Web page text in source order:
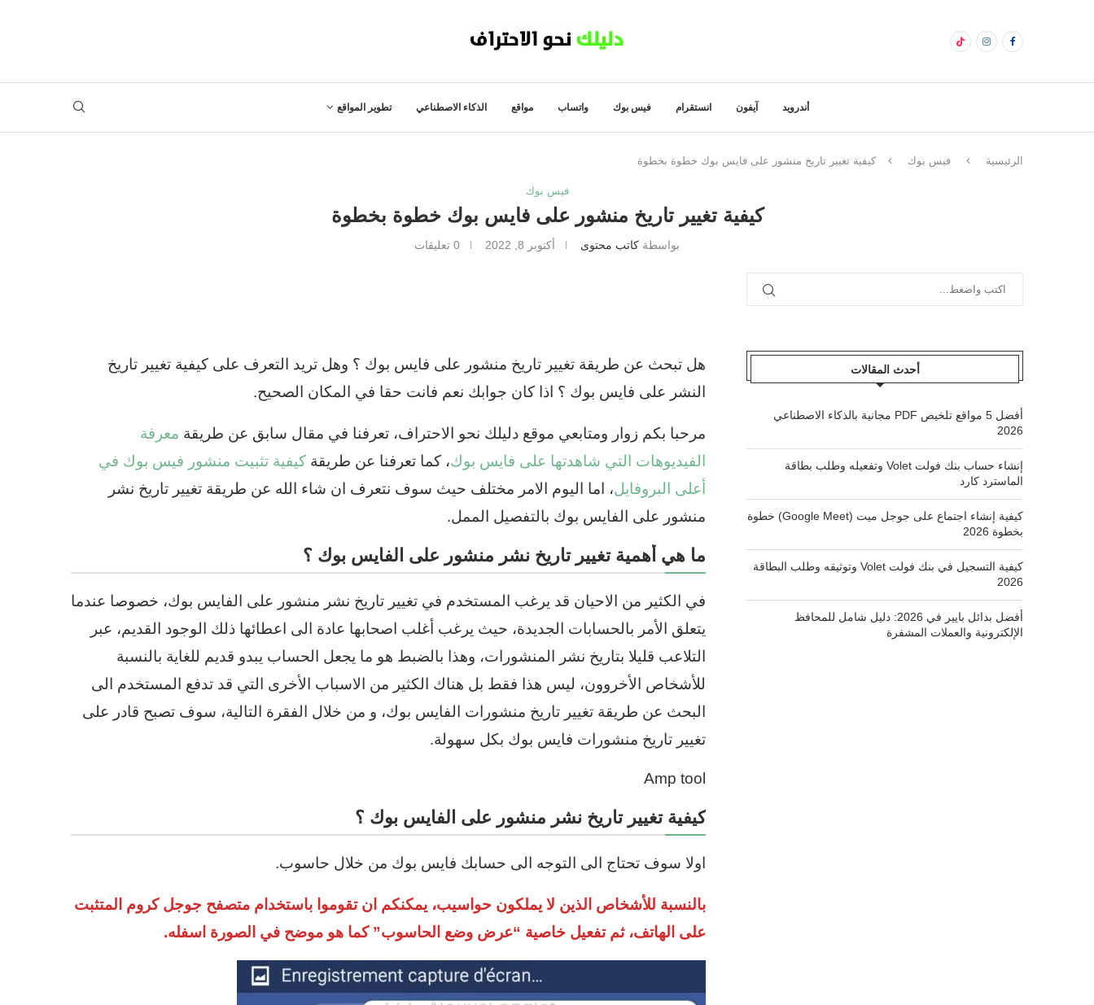
أندرويد آيفون انستقرام فيس بوك واتساب مواقع الذكاء الاصطناعي تطوير المواقع
الرئيسية فيس بوك كيفية تغيير تاريخ منشور على فايس بوك خطوة بخطوة
فيس بوك
كيفية تغيير تاريخ منشور على فايس بوك خطوة بخطوة
بواسطة كاتب محتوى أكتوبر 8, 2022 0 تعليقات
هل تبحث عن طريقة تغيير تاريخ منشور على فايس بوك ؟ وهل تريد التعرف على كيفية تغيير تاريخ
النشر على فايس بوك ؟ اذا كان جوابك نعم فانت حقا في المكان الصحيح.
مرحبا بكم زوار ومتابعي موقع دليلك نحو الاحتراف، تعرفنا في مقال سابق عن طريقة معرفة
الفيديوهات التي شاهدتها على فايس بوك، كما تعرفنا عن طريقةكيفية تثبيت منشور فيس بوك في
أعلى البروفايل، اما اليوم الامر مختلف حيث سوف نتعرف ان شاء الله عن طريقة تغيير تاريخ نشر
منشور على الفايس بوك بالتفصيل الممل.
ما هي أهمية تغيير تاريخ نشر منشور على الفايس بوك ؟
في الكثير من الاحيان قد يرغب المستخدم في تغيير تاريخ نشر منشور على الفايس بوك، خصوصا عندما
يتعلق الأمر بالحسابات الجديدة، حيث يرغب أغلب اصحابها عادة الى اعطائها ذلك الوجود القديم، عبر
التلاعب قليلا بتاريخ نشر المنشورات، وهذا بالضبط هو ما يجعل الحساب يبدو قديم للغاية بالنسبة
للأشخاص الأخروون، ليس هذا فقط بل هناك الكثير من الاسباب الأخرى التي قد تدفع المستخدم الى
البحث عن طريقة تغيير تاريخ منشورات الفايس بوك، و من خلال الفقرة التالية، سوف تصبح قادر على
تغيير تاريخ منشورات فايس بوك بكل سهولة.
Amp tool
كيفية تغيير تاريخ نشر منشور على الفايس بوك ؟
اولا سوف تحتاج الى التوجه الى حسابك فايس بوك من خلال حاسوب.
بالنسبة للأشخاص الذين لا يملكون حواسيب، يمكنكم ان تقوموا باستخدام متصفح جوجل كروم المتثبت
على الهاتف، ثم تفعيل خاصية “عرض وضع الحاسوب” كما هو موضح في الصورة اسفله.
أحدث المقالات
أفضل 5 مواقع تلخيص PDF مجانية بالذكاء الاصطناعي
2026
إنشاء حساب بنك فولت Volet وتفعيله وطلب بطاقة
الماسترد كارد
كيفية إنشاء اجتماع على جوجل ميت (Google Meet) خطوة
بخطوة 2026
كيفية التسجيل في بنك فولت Volet وتوثيقه وطلب البطاقة
2026
أفضل بدائل بايير في 2026: دليل شامل للمحافظ
الإلكترونية والعملات المشفرة